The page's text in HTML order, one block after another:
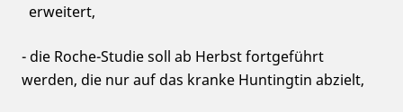
erweitert,
- die Roche-Studie soll ab Herbst fortgeführt
werden, die nur auf das kranke Huntingtin abzielt,